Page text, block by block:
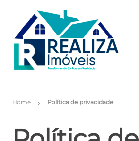
Home chevron_right Política de privacidade